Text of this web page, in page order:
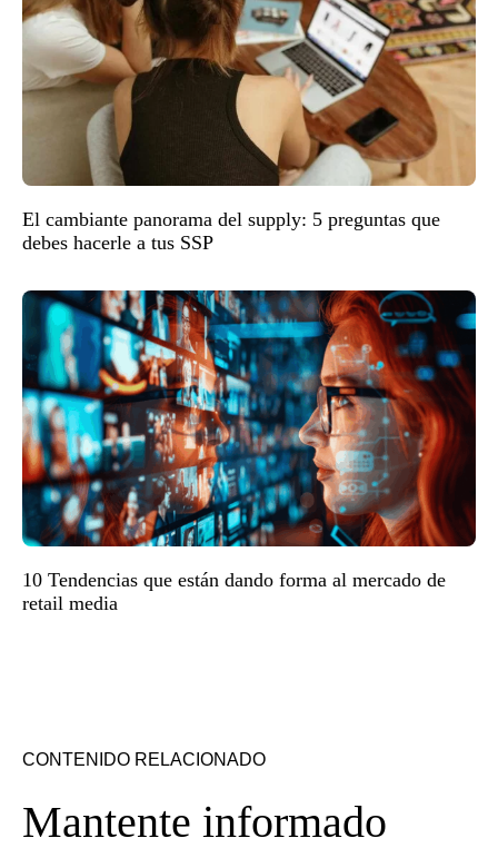
El cambiante panorama del supply: 5 preguntas que
debes hacerle a tus SSP
10 Tendencias que están dando forma al mercado de
retail media
CONTENIDO RELACIONADO
Mantente informado